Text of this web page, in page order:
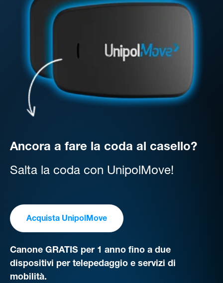
Ancora a fare la coda al casello?
Salta la coda con UnipolMove!
Acquista UnipolMove
Canone GRATIS per 1 anno fino a due
dispositivi per telepedaggio e servizi di
mobilità.